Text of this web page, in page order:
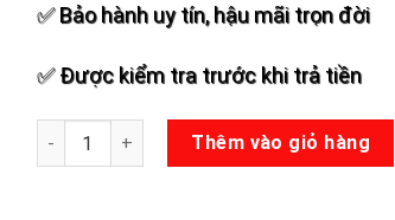
✅ Bảo hành uy tín, hậu mãi trọn đời
✅ Được kiểm tra trước khi trả tiền
Loa Kéo Temeisheng SL12-04 số lượng
Thêm vào giỏ hàng